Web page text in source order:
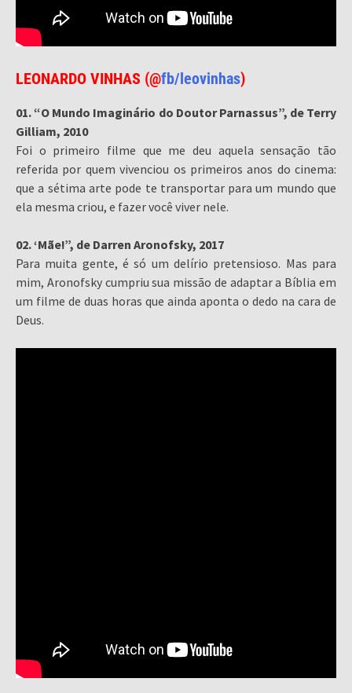
LEONARDO VINHAS (@fb/leovinhas)
01. “O Mundo Imaginário do Doutor Parnassus”, de Terry
Gilliam, 2010
Foi o primeiro filme que me deu aquela sensação tão
referida por quem vivenciou os primeiros anos do cinema:
que a sétima arte pode te transportar para um mundo que
ela mesma criou, e fazer você viver nele.
02. ‘Mãe!”, de Darren Aronofsky, 2017
Para muita gente, é só um delírio pretensioso. Mas para
mim, Aronofsky cumpriu sua missão de adaptar a Bíblia em
um filme de duas horas que ainda aponta o dedo na cara de
Deus.